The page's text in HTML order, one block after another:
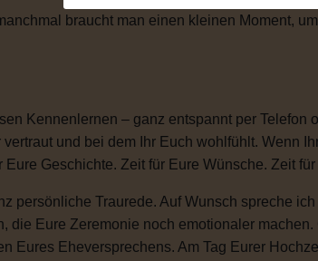
braucht man einen kleinen Moment,
Kennenlernen – ganz entspannt per
und bei dem Ihr Euch wohlfühlt. Wenn
Geschichte. Zeit für Eure Wünsche. Zeit
persönliche Traurede. Auf Wunsch spreche
Eure Zeremonie noch emotionaler
Eures Eheversprechens. Am Tag Eurer